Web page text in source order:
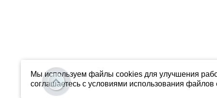
Мы используем файлы cookies для улучшения
соглашаетесь с условиями использования файлов